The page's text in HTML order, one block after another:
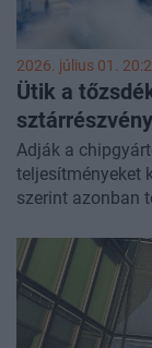
2026. július 01.
Ütik a
Adják a
teljesítményeket
szerint azonban
is megmarad -